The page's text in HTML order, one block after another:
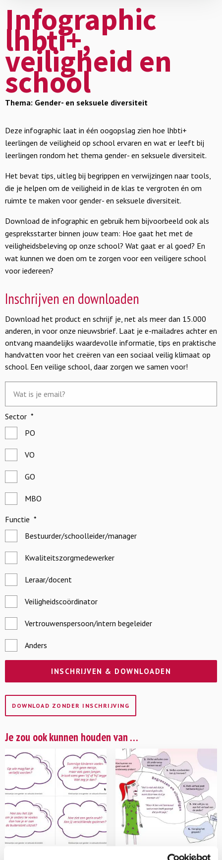
Infographic
lhbti+,
veiligheid en
school
Thema: Gender- en seksuele diversiteit
Deze infographic laat in één oogopslag zien hoe lhbti+
leerlingen de veiligheid op school ervaren en wat er leeft bij
leerlingen rondom het thema gender- en seksuele diversiteit.
Het bevat tips, uitleg bij begrippen en verwijzingen naar tools,
die je helpen om de veiligheid in de klas te vergroten én om
ruimte te maken voor gender- en seksuele diversiteit.
Download de infographic en gebruik hem bijvoorbeeld ook als
gespreksstarter binnen jouw team: Hoe gaat het met de
veiligheidsbeleving op onze school? Wat gaat er al goed? En
wat kunnen we doen om te zorgen voor een veiligere school
voor iedereen?
Inschrijven en downloaden
Download het product en schrijf je, net als meer dan 15.000
anderen, in voor onze nieuwsbrief. Laat je e-mailadres achter en
ontvang maandelijks waardevolle informatie, tips en praktische
handvatten voor het creëren van een sociaal veilig klimaat op
school. Een veilige school, daar zorgen we samen voor!
mailadres
*
Sector *
PO
VO
GO
MBO
Functie *
Bestuurder/schoolleider/manager
Kwaliteitszorgmedewerker
Leraar/docent
Veiligheidscoördinator
Vertrouwenspersoon/intern begeleider
Anders
DOWNLOAD ZONDER INSCHRIJVING
Je zou ook kunnen houden van …
Visual Stappenplan voor